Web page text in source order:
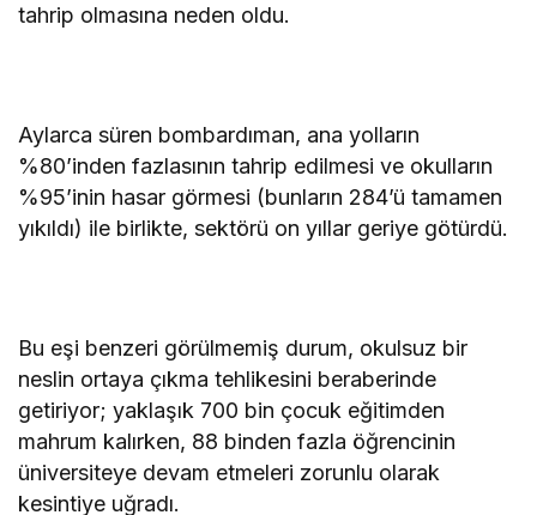
tahrip olmasına neden oldu.
Aylarca süren bombardıman, ana yolların
%80’inden fazlasının tahrip edilmesi ve okulların
%95’inin hasar görmesi (bunların 284’ü tamamen
yıkıldı) ile birlikte, sektörü on yıllar geriye götürdü.
Bu eşi benzeri görülmemiş durum, okulsuz bir
neslin ortaya çıkma tehlikesini beraberinde
getiriyor; yaklaşık 700 bin çocuk eğitimden
mahrum kalırken, 88 binden fazla öğrencinin
üniversiteye devam etmeleri zorunlu olarak
kesintiye uğradı.